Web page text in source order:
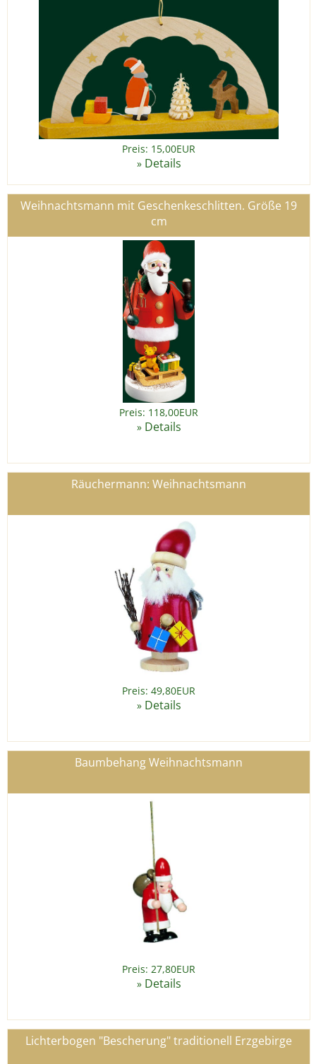
Preis: 15,00EUR
» Details
Weihnachtsmann mit Geschenkeschlitten. Größe 19
cm
Preis: 118,00EUR
» Details
Räuchermann: Weihnachtsmann
Preis: 49,80EUR
» Details
Baumbehang Weihnachtsmann
Preis: 27,80EUR
» Details
Lichterbogen "Bescherung" traditionell Erzgebirge